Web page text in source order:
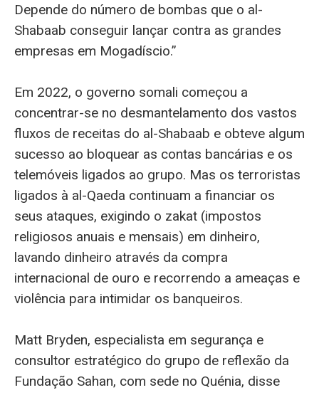
Depende do número de bombas que o al-
Shabaab conseguir lançar contra as grandes
empresas em Mogadíscio.”
Em 2022, o governo somali começou a
concentrar-se no desmantelamento dos vastos
fluxos de receitas do al-Shabaab e obteve algum
sucesso ao bloquear as contas bancárias e os
telemóveis ligados ao grupo. Mas os terroristas
ligados à al-Qaeda continuam a financiar os
seus ataques, exigindo o zakat (impostos
religiosos anuais e mensais) em dinheiro,
lavando dinheiro através da compra
internacional de ouro e recorrendo a ameaças e
violência para intimidar os banqueiros.
Matt Bryden, especialista em segurança e
consultor estratégico do grupo de reflexão da
Fundação Sahan, com sede no Quénia, disse